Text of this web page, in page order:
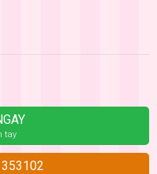
tay